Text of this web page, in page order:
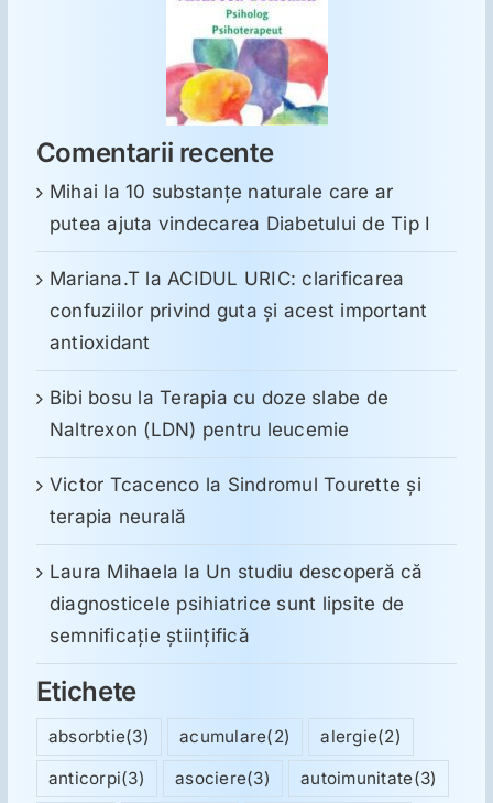
Comentarii recente
Mihai la10 substanţe naturale care ar
putea ajuta vindecarea Diabetului de Tip I
Mariana.T laACIDUL URIC: clarificarea
confuziilor privind guta și acest important
antioxidant
Bibi bosu laTerapia cu doze slabe de
Naltrexon (LDN) pentru leucemie
Victor Tcacenco la Sindromul Tourette şi
terapia neurală
Laura Mihaela la Un studiu descoperă că
diagnosticele psihiatrice sunt lipsite de
semnificație științifică
Etichete
absorbtie(3) acumulare(2) alergie(2)
anticorpi(3) asociere(3) autoimunitate(3)